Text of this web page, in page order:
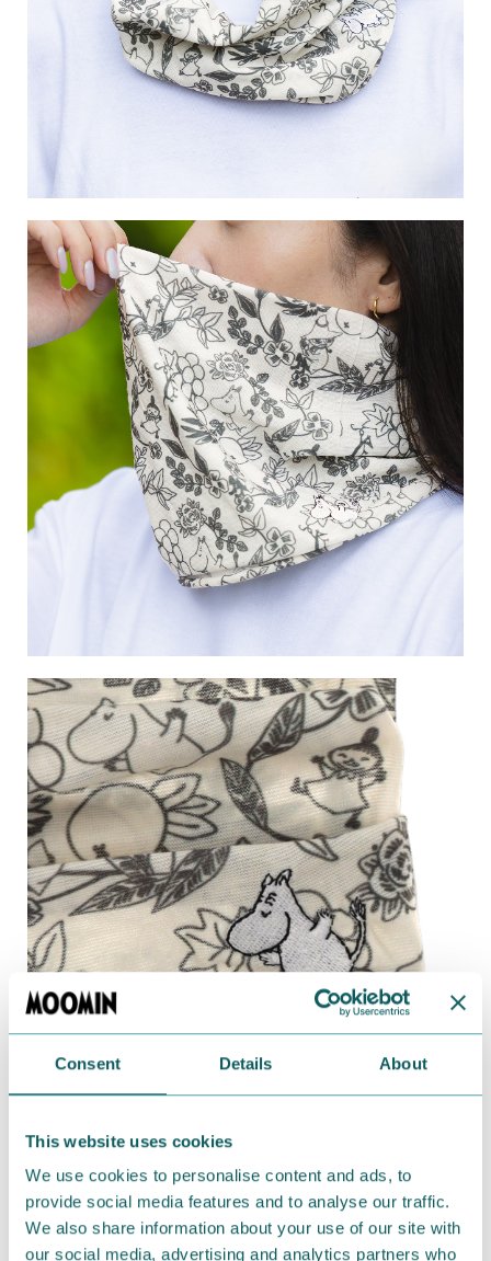
Consent Details About
This website uses cookies
We use cookies to personalise content and ads, to
provide social media features and to analyse our traffic.
We also share information about your use of our site with
our social media, advertising and analytics partners who
ストレッチ素材で自由自在に使えるネックカバーです。
首元の紫外線対策にはもちろん、ヘアバンドやフェイ
スガードとしても使えます。
軽くて柔らかな肌触りで、オールシーズン着用可能で